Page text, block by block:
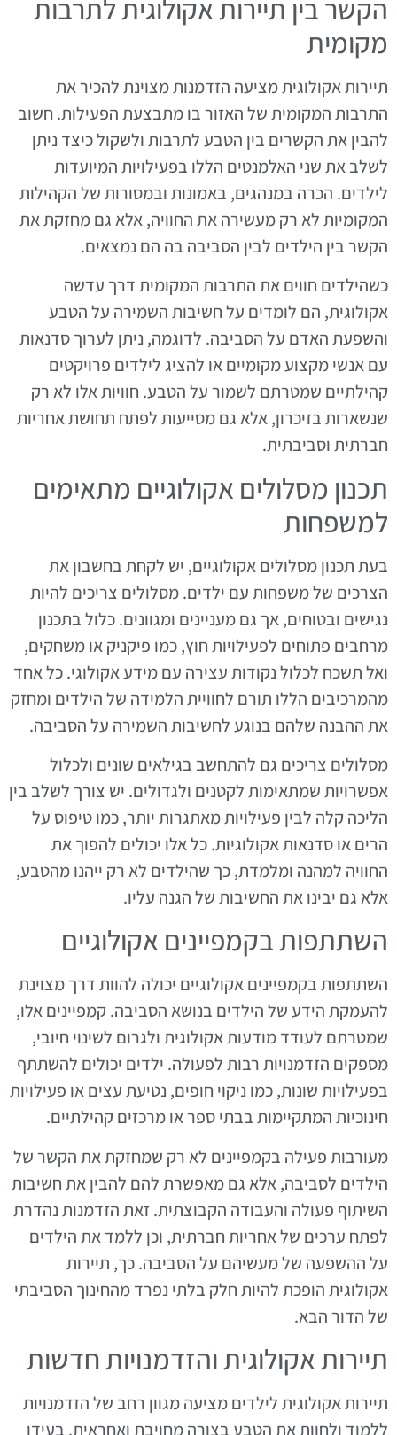
הקשר בין תיירות אקולוגית לתרבות
מקומית
תיירות אקולוגית מציעה הזדמנות מצוינת להכיר את
התרבות המקומית של האזור בו מתבצעת הפעילות. חשוב
להבין את הקשרים בין הטבע לתרבות ולשקול כיצד ניתן
לשלב את שני האלמנטים הללו בפעילויות המיועדות
לילדים. הכרה במנהגים, באמונות ובמסורות של הקהילות
המקומיות לא רק מעשירה את החוויה, אלא גם מחזקת את
הקשר בין הילדים לבין הסביבה בה הם נמצאים.
כשהילדים חווים את התרבות המקומית דרך עדשה
אקולוגית, הם לומדים על חשיבות השמירה על הטבע
והשפעת האדם על הסביבה. לדוגמה, ניתן לערוך סדנאות
עם אנשי מקצוע מקומיים או להציג לילדים פרויקטים
קהילתיים שמטרתם לשמור על הטבע. חוויות אלו לא רק
שנשארות בזיכרון, אלא גם מסייעות לפתח תחושת אחריות
חברתית וסביבתית.
תכנון מסלולים אקולוגיים מתאימים
למשפחות
בעת תכנון מסלולים אקולוגיים, יש לקחת בחשבון את
הצרכים של משפחות עם ילדים. מסלולים צריכים להיות
נגישים ובטוחים, אך גם מעניינים ומגוונים. כלול בתכנון
מרחבים פתוחים לפעילויות חוץ, כמו פיקניק או משחקים,
ואל תשכח לכלול נקודות עצירה עם מידע אקולוגי. כל אחד
מהמרכיבים הללו תורם לחוויית הלמידה של הילדים ומחזק
את ההבנה שלהם בנוגע לחשיבות השמירה על הסביבה.
מסלולים צריכים גם להתחשב בגילאים שונים ולכלול
אפשרויות שמתאימות לקטנים ולגדולים. יש צורך לשלב בין
הליכה קלה לבין פעילויות מאתגרות יותר, כמו טיפוס על
הרים או סדנאות אקולוגיות. כל אלו יכולים להפוך את
החוויה למהנה ומלמדת, כך שהילדים לא רק ייהנו מהטבע,
אלא גם יבינו את החשיבות של הגנה עליו.
השתתפות בקמפיינים אקולוגיים
השתתפות בקמפיינים אקולוגיים יכולה להוות דרך מצוינת
להעמקת הידע של הילדים בנושא הסביבה. קמפיינים אלו,
שמטרתם לעודד מודעות אקולוגית ולגרום לשינוי חיובי,
מספקים הזדמנויות רבות לפעולה. ילדים יכולים להשתתף
בפעילויות שונות, כמו ניקוי חופים, נטיעת עצים או פעילויות
חינוכיות המתקיימות בבתי ספר או מרכזים קהילתיים.
מעורבות פעילה בקמפיינים לא רק שמחזקת את הקשר של
הילדים לסביבה, אלא גם מאפשרת להם להבין את חשיבות
השיתוף פעולה והעבודה הקבוצתית. זאת הזדמנות נהדרת
לפתח ערכים של אחריות חברתית, וכן ללמד את הילדים
על ההשפעה של מעשיהם על הסביבה. כך, תיירות
אקולוגית הופכת להיות חלק בלתי נפרד מהחינוך הסביבתי
של הדור הבא.
תיירות אקולוגית והזדמנויות חדשות
תיירות אקולוגית לילדים מציעה מגוון רחב של הזדמנויות
ללמוד ולחוות את הטבע בצורה מחויבת ואחראית. בעידן